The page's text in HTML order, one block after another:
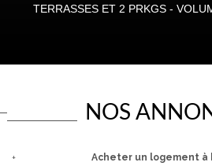
TERRASSES ET 2 PRKGS -
NOS
+
Acheter un logement à